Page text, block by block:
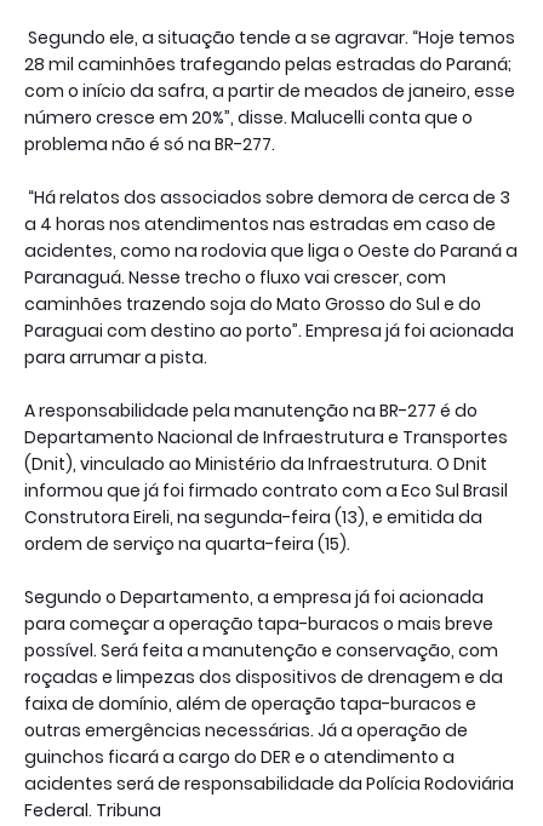
Segundo ele, a situação tende a se agravar. “Hoje temos
28 mil caminhões trafegando pelas estradas do Paraná;
com o início da safra, a partir de meados de janeiro, esse
número cresce em 20%”, disse. Malucelli conta que o
problema não é só na BR-277.
“Há relatos dos associados sobre demora de cerca de 3
a 4 horas nos atendimentos nas estradas em caso de
acidentes, como na rodovia que liga o Oeste do Paraná a
Paranaguá. Nesse trecho o fluxo vai crescer, com
caminhões trazendo soja do Mato Grosso do Sul e do
Paraguai com destino ao porto”. Empresa já foi acionada
para arrumar a pista.
A responsabilidade pela manutenção na BR-277 é do
Departamento Nacional de Infraestrutura e Transportes
(Dnit), vinculado ao Ministério da Infraestrutura. O Dnit
informou que já foi firmado contrato com a Eco Sul Brasil
Construtora Eireli, na segunda-feira (13), e emitida da
ordem de serviço na quarta-feira (15).
Segundo o Departamento, a empresa já foi acionada
para começar a operação tapa-buracos o mais breve
possível. Será feita a manutenção e conservação, com
roçadas e limpezas dos dispositivos de drenagem e da
faixa de domínio, além de operação tapa-buracos e
outras emergências necessárias. Já a operação de
guinchos ficará a cargo do DER e o atendimento a
acidentes será de responsabilidade da Polícia Rodoviária
Federal. Tribuna